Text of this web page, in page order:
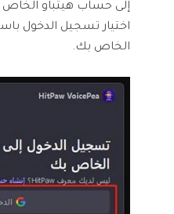
إلى حساب هيتباو الخاص
الخاص بك.